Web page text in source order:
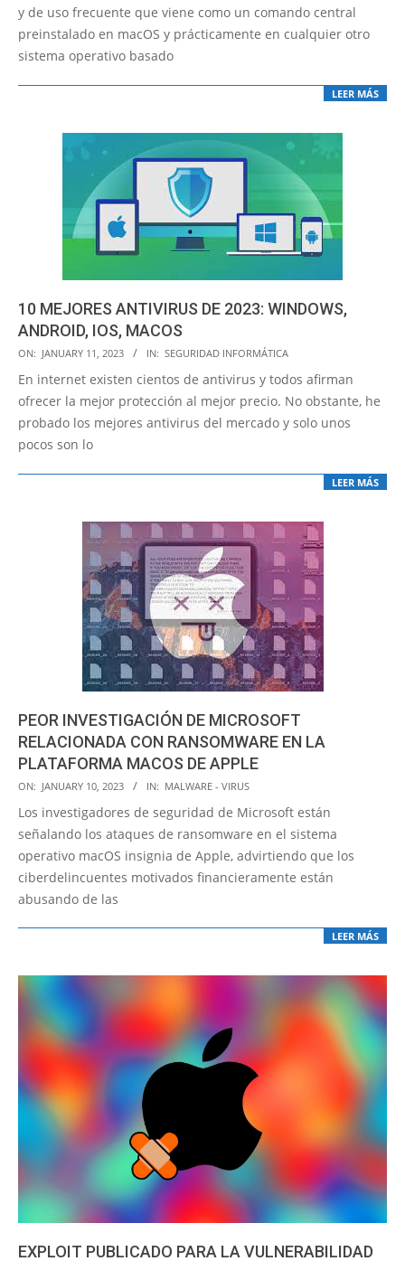
20
y de uso frecuente que viene como un comando central
preinstalado en macOS y prácticamente en cualquier otro
sistema operativo basado
LEER MÁS
10 MEJORES ANTIVIRUS DE 2023: WINDOWS,
ANDROID, IOS, MACOS
2023-
01-
11
ON: JANUARY 11, 2023 IN: SEGURIDAD INFORMÁTICA
En internet existen cientos de antivirus y todos afirman
ofrecer la mejor protección al mejor precio. No obstante, he
probado los mejores antivirus del mercado y solo unos
pocos son lo
LEER MÁS
PEOR INVESTIGACIÓN DE MICROSOFT
RELACIONADA CON RANSOMWARE EN LA
PLATAFORMA MACOS DE APPLE
2023-
01-
ON: JANUARY 10, 2023 IN: MALWARE - VIRUS
Los investigadores de seguridad de Microsoft están
señalando los ataques de ransomware en el sistema
operativo macOS insignia de Apple, advirtiendo que los
ciberdelincuentes motivados financieramente están
abusando de las
LEER MÁS
EXPLOIT PUBLICADO PARA LA VULNERABILIDAD